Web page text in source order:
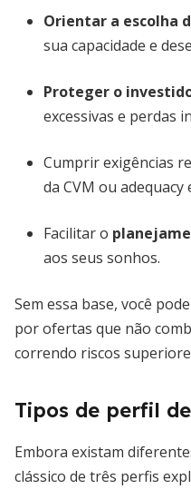
Orientar a escolha
sua capacidade e
Proteger o
excessivas e perdas
Cumprir exigências
da CVM ou adequacy
Facilitar o
aos seus sonhos.
Sem essa base, você
por ofertas que não
correndo riscos
Tipos de perfil
Embora existam
clássico de três perfis